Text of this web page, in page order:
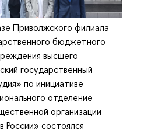
Приволжского филиала
бюджетного
высшего
государственный
по инициативе
отделение
организации
России» состоялся